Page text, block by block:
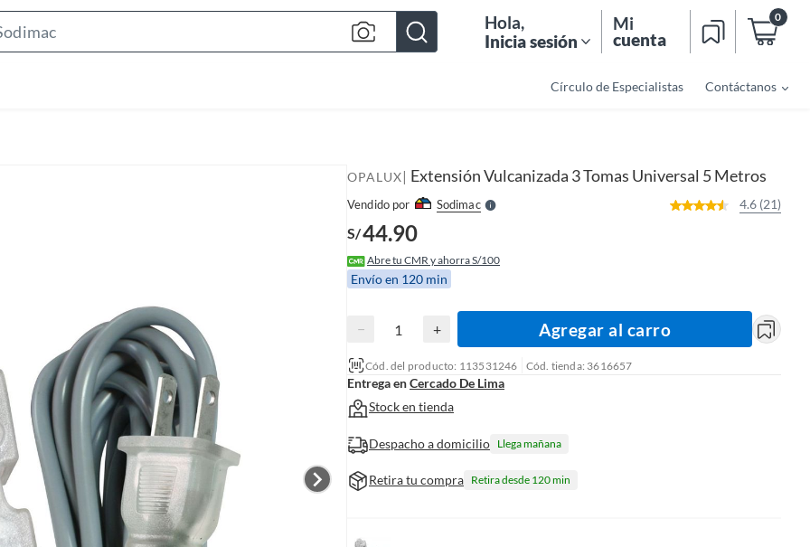
Hola,
Inicia sesión
Mi
cuenta
0
Círculo de Especialistas Contáctanos
OPALUX| Extensión Vulcanizada 3 Tomas Universal 5 Metros
Vendido por SodimacS
l
4.6 (21)
S/44.90
Abre tu CMR y ahorra S/100
Envío en 120 min
− + Agregar al carro
Cód. del producto: 113531246 Cód. tienda: 3616657
Entrega enCercado De Lima
Stock en tienda
Despacho a domicilio Llega mañana
Retira tu compra Retira desde 120 min